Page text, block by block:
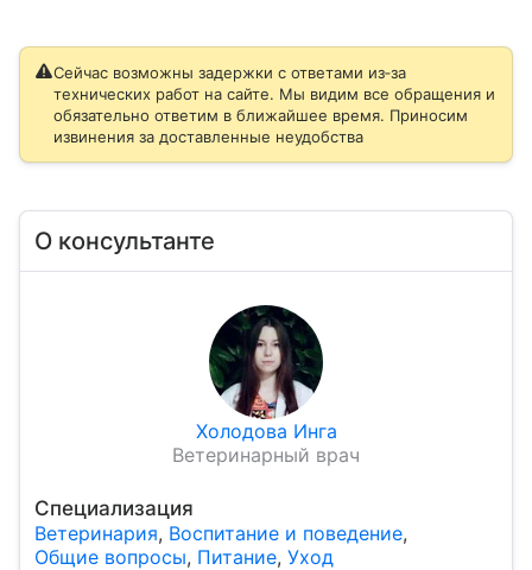
Сейчас возможны задержки с ответами из‑за
технических работ на сайте. Мы видим все обращения и
обязательно ответим в ближайшее время. Приносим
извинения за доставленные неудобства
О консультанте
Холодова Инга
Ветеринарный врач
Специализация
Ветеринария, Воспитание и поведение,
Общие вопросы, Питание, Уход